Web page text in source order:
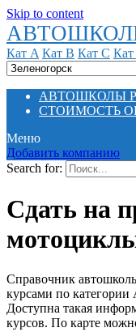
Skip to content
Кат A Кат B Кат C Кат
АВТОШКОЛЫ
СТОИМОСТЬ
Меню
Добавить компанию
Search for:
Сдать на
Справочник
курсами по категории
Доступна такая
курсов. По карте